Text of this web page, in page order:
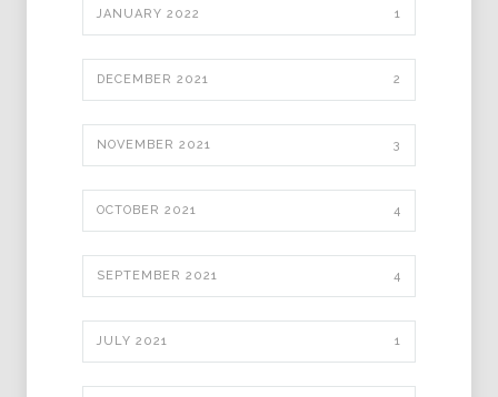
JANUARY 2022 1
DECEMBER 2021 2
NOVEMBER 2021 3
OCTOBER 2021 4
SEPTEMBER 2021 4
JULY 2021 1